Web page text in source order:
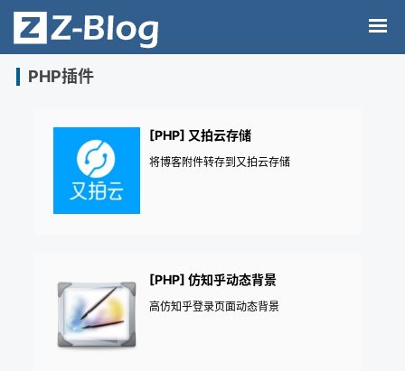
PHP插件
[PHP] 又拍云存储
将博客附件转存到又拍云存储
[PHP] 仿知乎动态背景
高仿知乎登录页面动态背景